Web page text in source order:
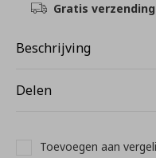
Gratis verzending
Beschrijving
Delen
Toevoegen aan